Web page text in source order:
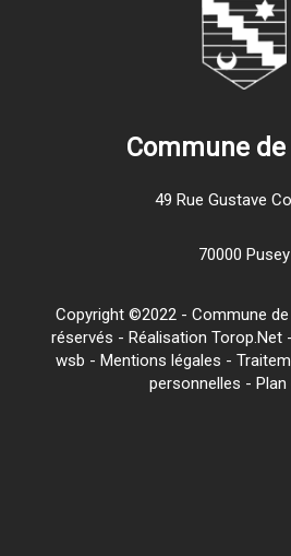
Commune de
49 Rue Gustave
70000 Pusey
Copyright ©2022 - Commune
réservés - Réalisation Torop.Net
wsb - Mentions légales -
personnelles -